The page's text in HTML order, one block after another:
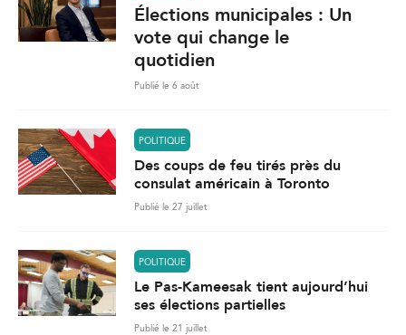
Élections municipales : Un
vote qui change le
quotidien
Publié le 6 août
POLITIQUE
Des coups de feu tirés près du
consulat américain à Toronto
Publié le 27 juillet
POLITIQUE
Le Pas-Kameesak tient aujourd’hui
ses élections partielles
Publié le 21 juillet